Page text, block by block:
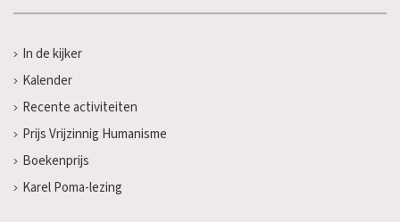
In de kijker
Kalender
Recente activiteiten
Prijs Vrijzinnig Humanisme
Boekenprijs
Karel Poma-lezing